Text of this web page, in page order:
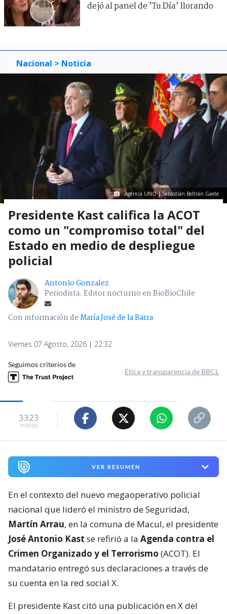
dejó al panel de ’Tu Día’ llorando
Nacional > Noticia
Agencia UNO | Sebastián Beltrán Gaete
Presidente Kast califica la ACOT
como un "compromiso total" del
Estado en medio de despliegue
policial
Antonio Gonzalez
Periodista. Editor nocturno en BioBioChile
Con información deMaría José de la Barra
Viernes 07 Agosto, 2026 | 22:32
Seguimos criterios de
Ética y transparencia de BBCL
3323
visitas
VER RESUMEN
En el contexto del nuevo megaoperativo policial
nacional que lideró el ministro de Seguridad,
Martín Arrau, en la comuna de Macul, el presidente
José Antonio Kast se refirió a la Agenda contra el
Crimen Organizado y el Terrorismo (ACOT). El
mandatario entregó sus declaraciones a través de
su cuenta en la red social X.
El presidente Kast citó una publicación en X del